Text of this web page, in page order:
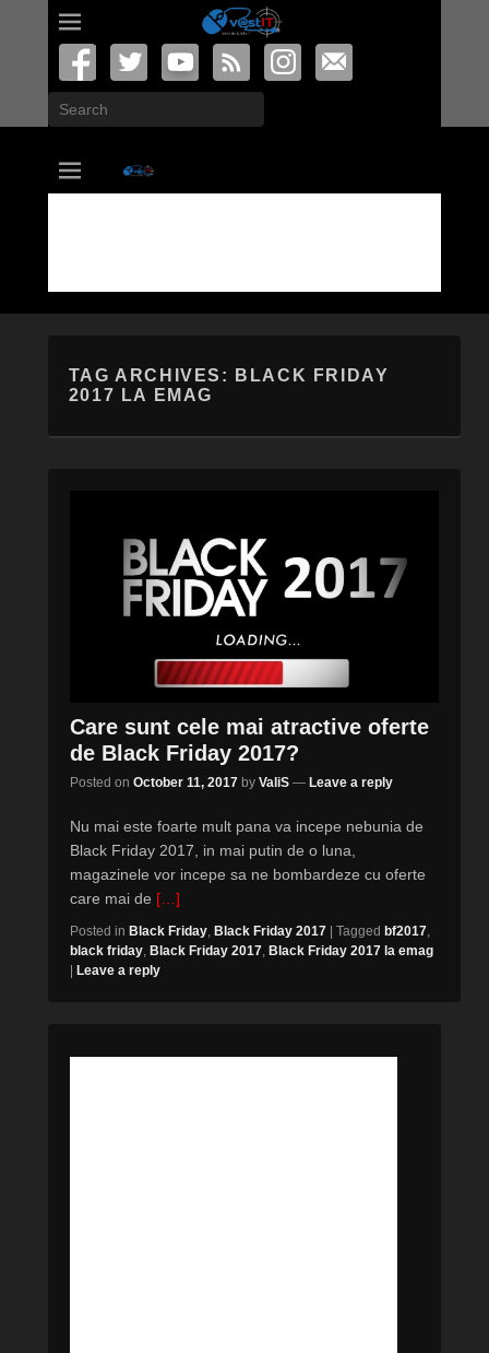
Search
vastIT.ro
Blog de Tehnologie
TAG ARCHIVES:
BLACK FRIDAY
2017 LA EMAG
Care sunt cele mai atractive oferte
de Black Friday 2017?
Posted on October 11, 2017 by ValiS — Leave a reply
Nu mai este foarte mult pana va incepe nebunia de
Black Friday 2017, in mai putin de o luna,
magazinele vor incepe sa ne bombardeze cu oferte
care mai de […]
Posted in Black Friday Black Friday 2017 | Tagged bf2017
black friday Black Friday 2017 Black Friday 2017 la emag
| Leave a reply